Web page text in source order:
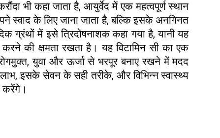
भी कहा जाता है, आयुर्वेद में एक महत्वपूर्ण स्थान
के लिए जाना जाता है, बल्कि इसके अनगिनत
ग्रंथों में इसे त्रिदोषनाशक कहा गया है, यानी यह
की क्षमता रखता है। यह विटामिन सी का एक
युवा और ऊर्जा से भरपूर बनाए रखने में मदद
इसके सेवन के सही तरीके, और विभिन्न स्वास्थ्य
करेंगे।